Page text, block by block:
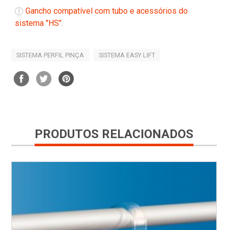
Gancho compatível com tubo e acessórios do
sistema "HS".
SISTEMA PERFIL PINÇA SISTEMA EASY LIFT
PRODUTOS RELACIONADOS